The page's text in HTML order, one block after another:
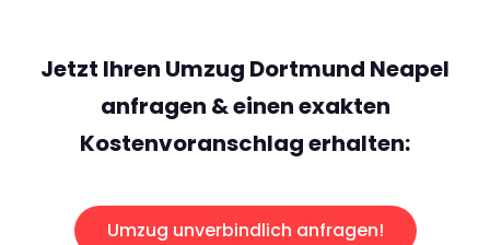
Jetzt Ihren Umzug Dortmund Neapel
anfragen & einen exakten
Kostenvoranschlag erhalten:
Umzug unverbindlich anfragen!